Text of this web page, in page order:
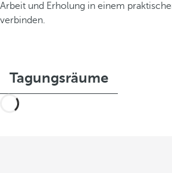
Arbeit und Erholung in einem
verbinden.
Tagungsräume